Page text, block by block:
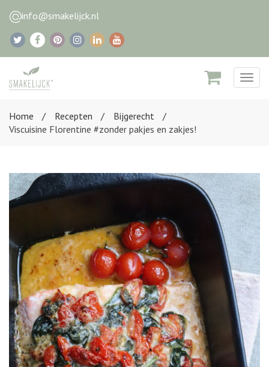
info@smakelijck.nl
Home
Recepten
Bijgerecht
Viscuisine Florentine #zonder pakjes en zakjes!